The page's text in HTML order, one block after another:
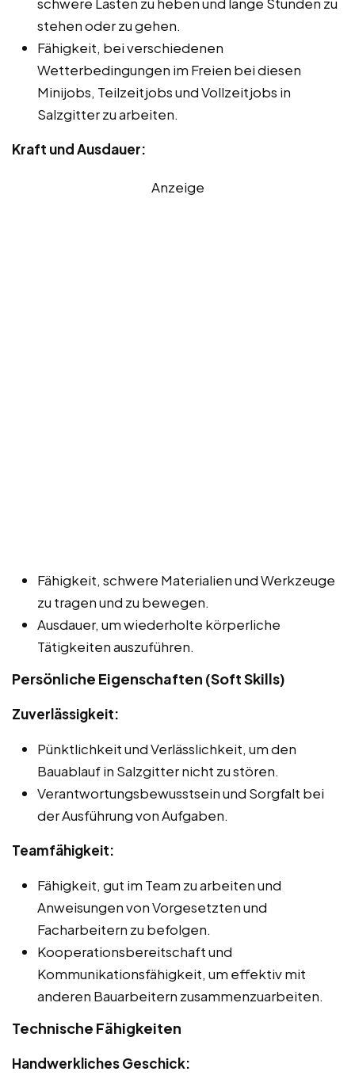
stehen oder zu gehen.
Fähigkeit, bei verschiedenen
Wetterbedingungen im Freien bei diesen
Minijobs, Teilzeitjobs und Vollzeitjobs in
Salzgitter zu arbeiten.
Kraft und Ausdauer:
Anzeige
Fähigkeit, schwere Materialien und Werkzeuge
zu tragen und zu bewegen.
Ausdauer, um wiederholte körperliche
Tätigkeiten auszuführen.
Persönliche Eigenschaften (Soft Skills)
Zuverlässigkeit:
Pünktlichkeit und Verlässlichkeit, um den
Bauablauf in Salzgitter nicht zu stören.
Verantwortungsbewusstsein und Sorgfalt bei
der Ausführung von Aufgaben.
Teamfähigkeit:
Fähigkeit, gut im Team zu arbeiten und
Anweisungen von Vorgesetzten und
Facharbeitern zu befolgen.
Kooperationsbereitschaft und
Kommunikationsfähigkeit, um effektiv mit
anderen Bauarbeitern zusammenzuarbeiten.
Technische Fähigkeiten
Handwerkliches Geschick: